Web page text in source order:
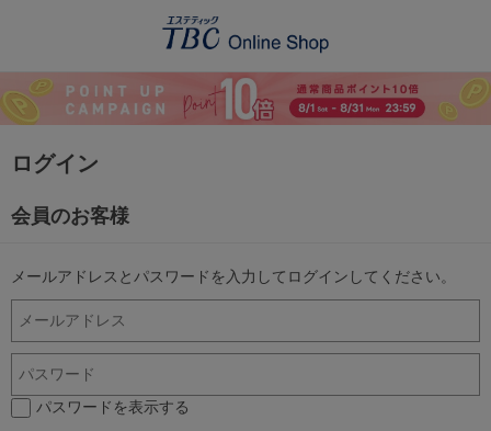
ログイン
会員のお客様
メールアドレスとパスワードを入力してログインしてください。
パスワードを表示する